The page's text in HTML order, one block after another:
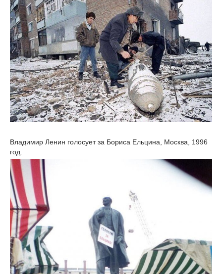
Владимир Ленин голосует за Бориса Ельцина, Москва, 1996
год.